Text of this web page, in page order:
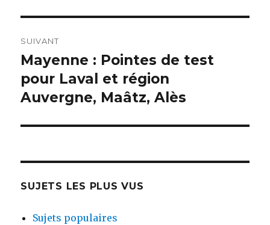
SUIVANT
Publication
suivante :
Mayenne : Pointes de test
pour Laval et région
Auvergne, Maâtz, Alès
SUJETS LES PLUS VUS
Sujets populaires